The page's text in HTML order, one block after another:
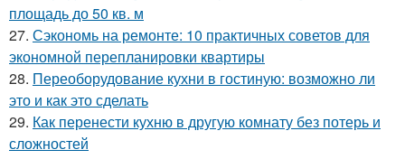
площадь до 50 кв. м
27. Сэкономь на ремонте: 10 практичных советов для
экономной перепланировки квартиры
28. Переоборудование кухни в гостиную: возможно ли
это и как это сделать
29. Как перенести кухню в другую комнату без потерь и
сложностей